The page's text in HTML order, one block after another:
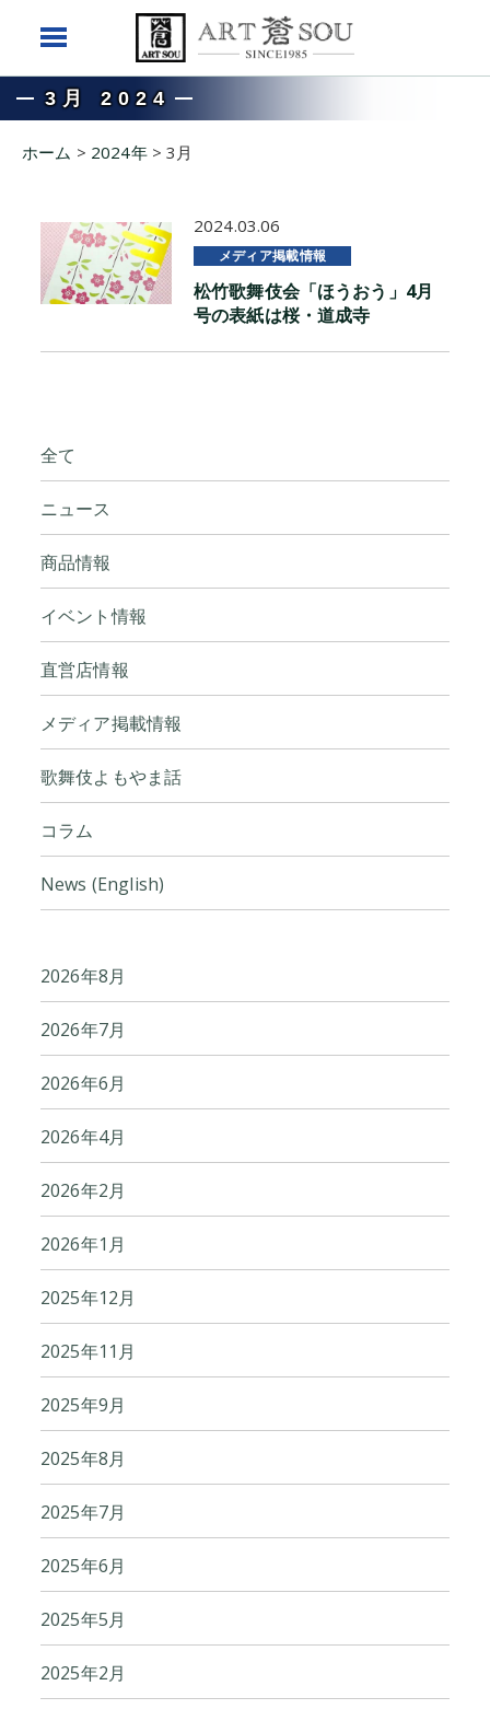
3月 2024
ホーム > 2024年>3月
全て
ニュース
商品情報
イベント情報
直営店情報
メディア掲載情報
歌舞伎よもやま話
コラム
News (English)
2026年8月
2026年7月
2026年6月
2026年4月
2026年2月
2026年1月
2025年12月
2025年11月
2025年9月
2025年8月
2025年7月
2025年6月
2025年5月
2025年2月
2024.03.06
メディア掲載情報
松竹歌舞伎会「ほうおう」4月
号の表紙は桜・道成寺